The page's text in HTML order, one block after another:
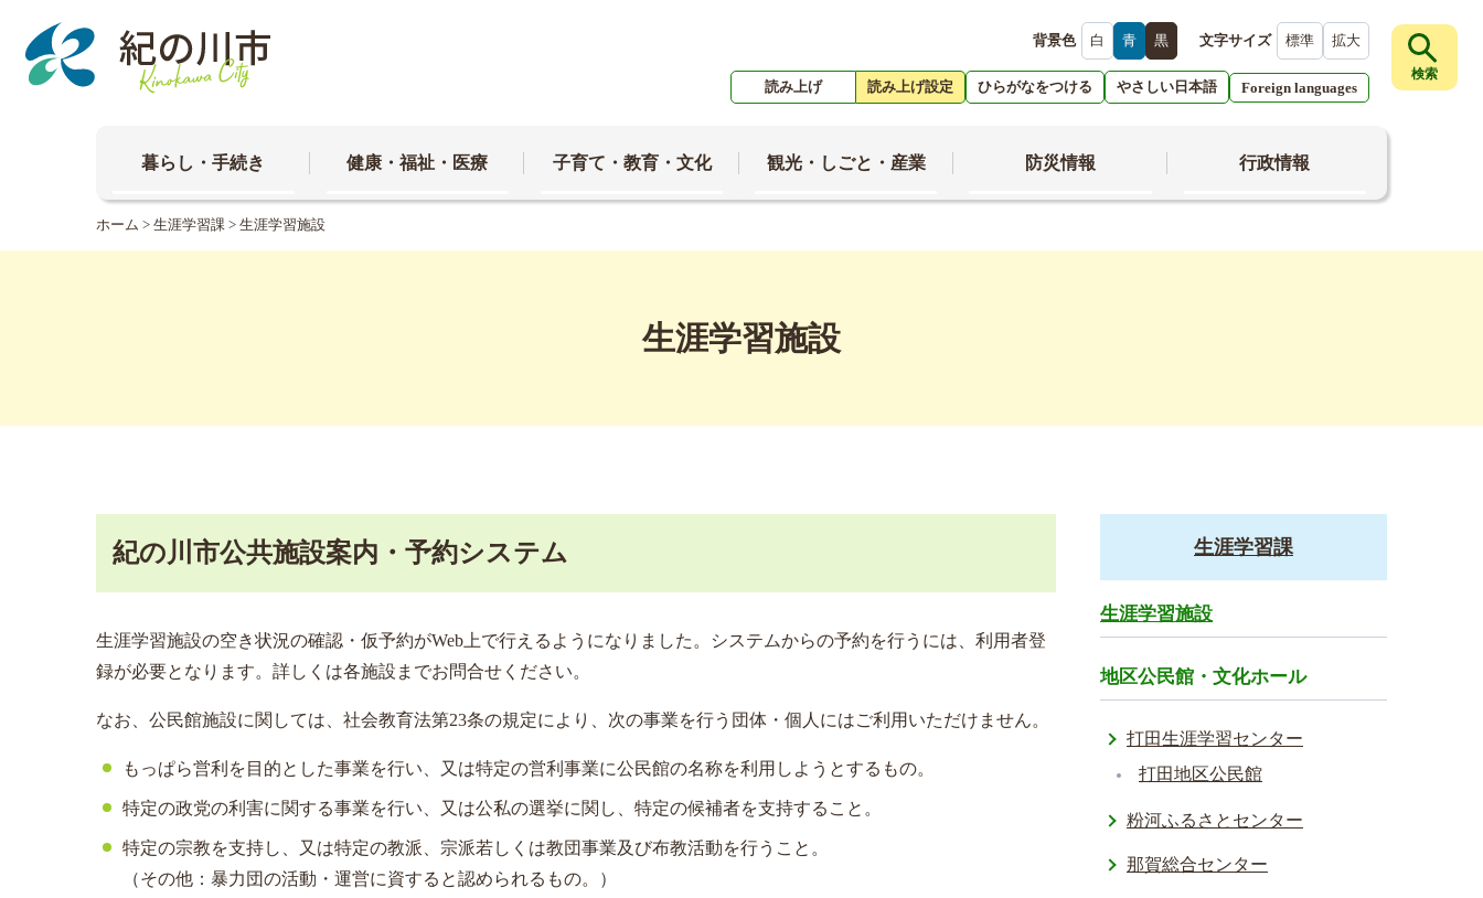
背景色 白 青 黒 文字サイズ 標準 拡大
読み上げ 読み上げ設定 ひらがなをつける やさしい日本語 Foreign languages
検索
暮らし・手続き 健康・福祉・医療 子育て・教育・文化 観光・しごと・産業 防災情報 行政情報
ホーム > 生涯学習課 > 生涯学習施設
生涯学習施設
紀の川市公共施設案内・予約システム
生涯学習施設の空き状況の確認・仮予約がWeb上で行えるようになりました。システムからの予約を行うには、利用者登
録が必要となります。詳しくは各施設までお問合せください。
なお、公民館施設に関しては、社会教育法第23条の規定により、次の事業を行う団体・個人にはご利用いただけません。
もっぱら営利を目的とした事業を行い、又は特定の営利事業に公民館の名称を利用しようとするもの。
特定の政党の利害に関する事業を行い、又は公私の選挙に関し、特定の候補者を支持すること。
特定の宗教を支持し、又は特定の教派、宗派若しくは教団事業及び布教活動を行うこと。
（その他：暴力団の活動・運営に資すると認められるもの。）
生涯学習課
生涯学習施設
地区公民館・文化ホール
打田生涯学習センター
打田地区公民館
粉河ふるさとセンター
那賀総合センター